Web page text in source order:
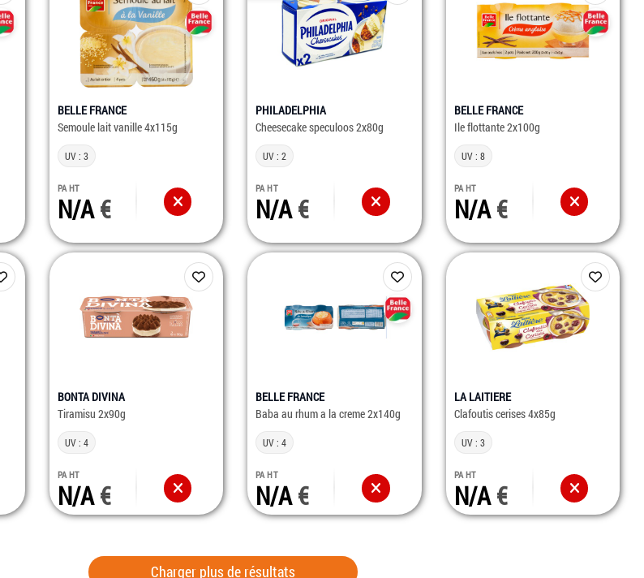
BELLE FRANCE
Semoule lait vanille 4x115g
UV : 3
PA HT
N/A
PHILADELPHIA
Cheesecake speculoos 2x80g
UV : 2
PA HT
N/A
BELLE FRANCE
Ile flottante 2x100g
UV : 8
PA HT
N/A
BONTA DIVINA
Tiramisu 2x90g
UV : 4
PA HT
N/A
BELLE FRANCE
Baba au rhum a la creme 2x140g
UV : 4
PA HT
N/A
LA LAITIERE
Clafoutis cerises 4x85g
UV : 3
PA HT
N/A
Charger plus de résultats